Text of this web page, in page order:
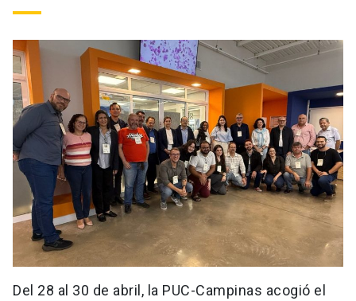
Del 28 al 30 de abril, la PUC-Campinas acogió el